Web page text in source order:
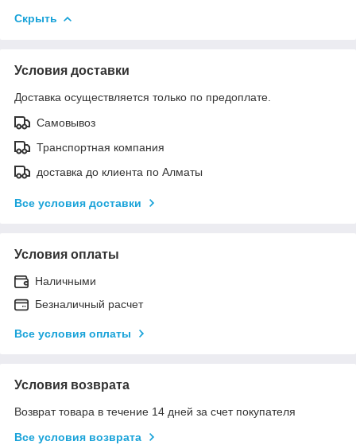
Скрыть
Условия доставки
Доставка осуществляется только по предоплате.
Самовывоз
Транспортная компания
доставка до клиента по Алматы
Все условия доставки
Условия оплаты
Наличными
Безналичный расчет
Все условия оплаты
Условия возврата
Возврат товара в течение 14 дней за счет покупателя
Все условия возврата